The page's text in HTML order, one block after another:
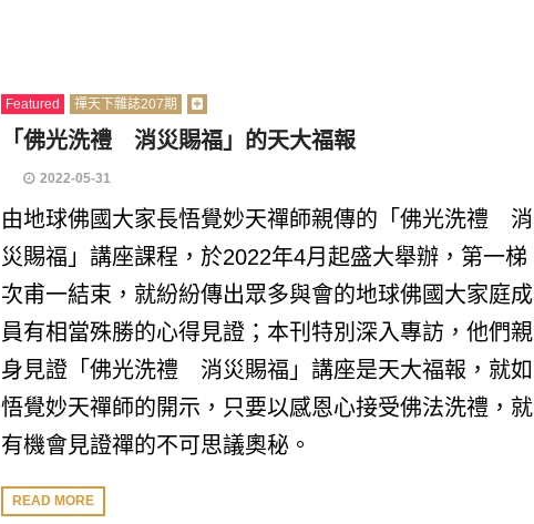
Featured 禪天下雜誌207期
「佛光洗禮 消災賜福」的天大福報
2022-05-31
由地球佛國大家長悟覺妙天禪師親傳的「佛光洗禮 消
災賜福」講座課程，於2022年4月起盛大舉辦，第一梯
次甫一結束，就紛紛傳出眾多與會的地球佛國大家庭成
員有相當殊勝的心得見證；本刊特別深入專訪，他們親
身見證「佛光洗禮 消災賜福」講座是天大福報，就如
悟覺妙天禪師的開示，只要以感恩心接受佛法洗禮，就
有機會見證禪的不可思議奧秘。
READ MORE